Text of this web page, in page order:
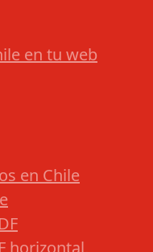
en tu web
en Chile
horizontal,